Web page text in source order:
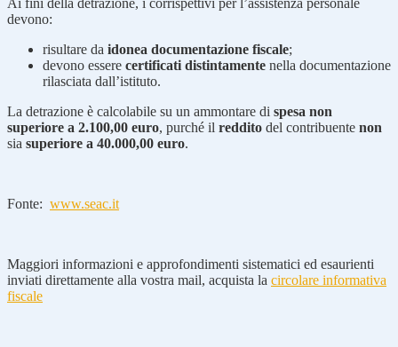
devono:
risultare da idonea documentazione fiscale;
devono essere certificati distintamente nella documentazione
rilasciata dall’istituto.
La detrazione è calcolabile su un ammontare di spesa non
superiore a 2.100,00 euro, purché il reddito del contribuente non
sia superiore a 40.000,00 euro.
Fonte: www.seac.it
Maggiori informazioni e approfondimenti sistematici ed esaurienti
inviati direttamente alla vostra mail, acquista la circolare informativa
fiscale